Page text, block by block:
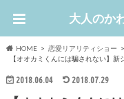
大人のか
HOME 恋愛リアリティショー
【オオカミくんには騙されない】
2018.06.04 2018.07.29